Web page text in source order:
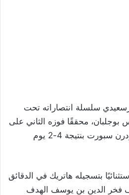
سلسلة انتصاراته تحت
بوجلبان، محققًا فوزه الثاني على
التوالي بعد تغلّبه على مودرن سبورت بنتيجة 4-2 يوم
بتسجيله هاتريك في الدقائق
أضاف فخر الدين بن يوسف الهدف